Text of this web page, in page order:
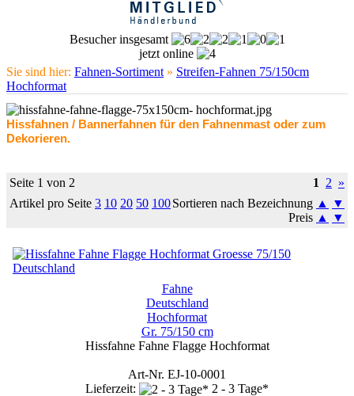
Besucher insgesamt
jetzt online
Sie sind hier: Fahnen-Sortiment » Streifen-Fahnen 75/150cm
Hochformat
Hissfahnen / Bannerfahnen für den Fahnenmast oder zum
Dekorieren.
Seite 1 von 2 1 2 »
Artikel pro Seite 3 10 20 50 100Sortieren nach Bezeichnung ▲
▼
Preis ▲ ▼
Fahne
Deutschland
Hochformat
Gr. 75/150 cm
Hissfahne Fahne Flagge Hochformat
Art-Nr. EJ-10-0001
Lieferzeit:
2 - 3 Tage*